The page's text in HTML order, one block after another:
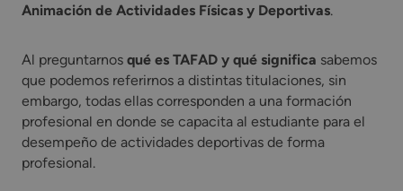
Animación de Actividades Físicas y Deportivas.
Al preguntarnos qué es TAFAD y qué significa sabemos
que podemos referirnos a distintas titulaciones, sin
embargo, todas ellas corresponden a una formación
profesional en donde se capacita al estudiante para el
desempeño de actividades deportivas de forma
profesional.